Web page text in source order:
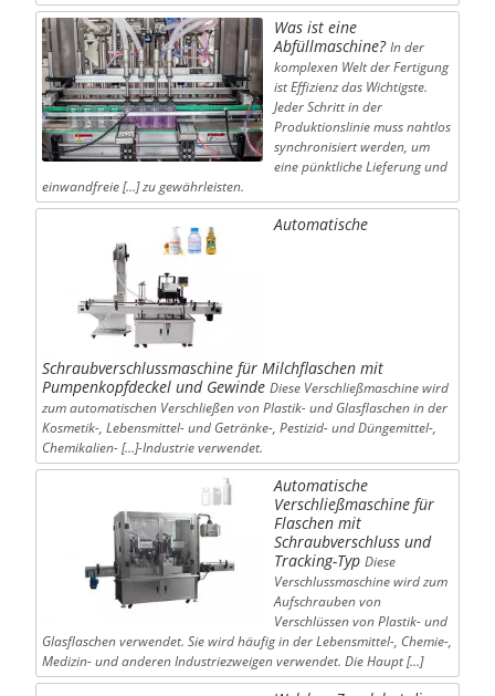
Was ist eine
Abfüllmaschine? In der
komplexen Welt der Fertigung
ist Effizienz das Wichtigste.
Jeder Schritt in der
Produktionslinie muss nahtlos
synchronisiert werden, um
eine pünktliche Lieferung und
einwandfreie […] zu gewährleisten.
Automatische
Schraubverschlussmaschine für Milchflaschen mit
Pumpenkopfdeckel und Gewinde Diese Verschließmaschine wird
zum automatischen Verschließen von Plastik- und Glasflaschen in der
Kosmetik-, Lebensmittel- und Getränke-, Pestizid- und Düngemittel-,
Chemikalien- […]-Industrie verwendet.
Automatische
Verschließmaschine für
Flaschen mit
Schraubverschluss und
Tracking-Typ Diese
Verschlussmaschine wird zum
Aufschrauben von
Verschlüssen von Plastik- und
Glasflaschen verwendet. Sie wird häufig in der Lebensmittel-, Chemie-,
Medizin- und anderen Industriezweigen verwendet. Die Haupt […]